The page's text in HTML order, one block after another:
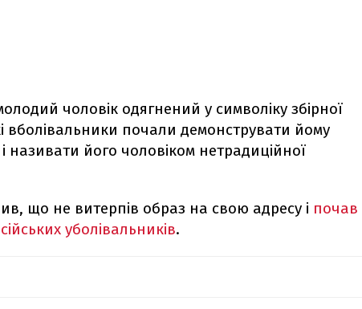
чоловік одягнений у символіку збірної
вболівальники почали демонструвати йому
називати його чоловіком нетрадиційної
що не витерпів образ на свою адресу і почав
уболівальників.